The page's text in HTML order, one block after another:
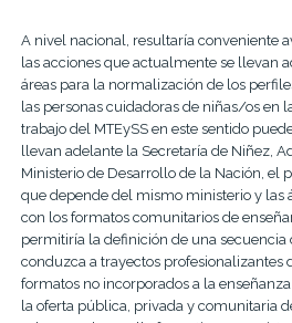
A nivel nacional, resultaría conveniente
las acciones que actualmente se llevan
áreas para la normalización de los
las personas cuidadoras de niñas/os en
trabajo del MTEySS en este sentido
llevan adelante la Secretaría de Niñez,
Ministerio de Desarrollo de la Nación, el
que depende del mismo ministerio y las
con los formatos comunitarios de
permitiría la definición de una
conduzca a trayectos profesionalizantes
formatos no incorporados a la
la oferta pública, privada y comunitaria